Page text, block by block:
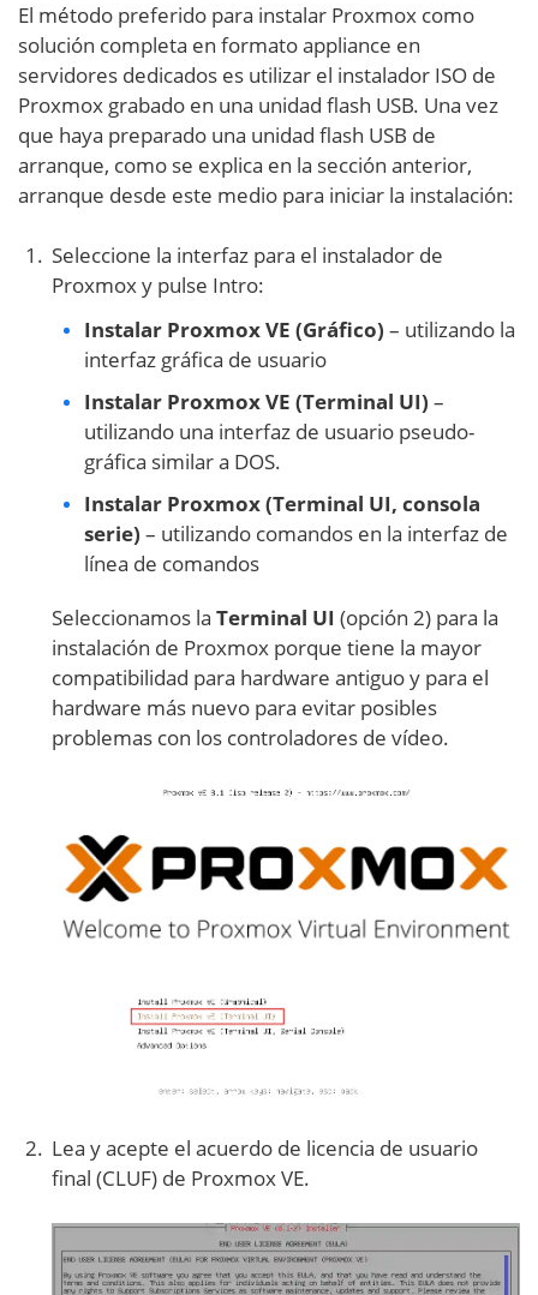
El método preferido para instalar Proxmox como
solución completa en formato appliance en
servidores dedicados es utilizar el instalador ISO de
Proxmox grabado en una unidad flash USB. Una vez
que haya preparado una unidad flash USB de
arranque, como se explica en la sección anterior,
arranque desde este medio para iniciar la instalación:
Seleccione la interfaz para el instalador de
Proxmox y pulse Intro:
Instalar ProxmoxVE (Gráfico) – utilizando la
interfaz gráfica de usuario
Instalar ProxmoxVE (Terminal UI) –
utilizando una interfaz de usuario pseudo-
gráfica similar a DOS.
Instalar Proxmox(Terminal UI, consola
serie) – utilizando comandos en la interfaz de
línea de comandos
Seleccionamos la Terminal UI (opción 2) para la
instalación de Proxmox porque tiene la mayor
compatibilidad para hardware antiguo y para el
hardware más nuevo para evitar posibles
problemas con los controladores de vídeo.
Lea y acepte el acuerdo de licencia de usuario
final (CLUF) de Proxmox VE.